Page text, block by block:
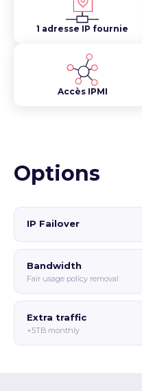
1 adresse IP fournie
Accès IPMI
Options
IP Failover
Bandwidth
Fair usage policy removal
Extra traffic
+5TB monthly